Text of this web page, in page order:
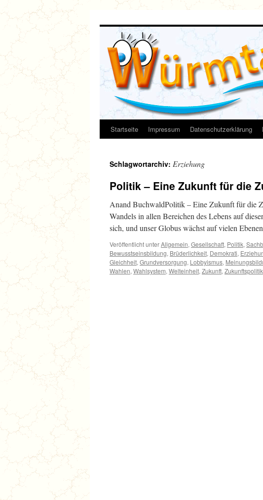
springen
Startseite Impressum Datenschutzerklärung
Schlagwortarchiv: Erziehung
Politik – Eine Zukunft für die
Anand BuchwaldPolitik – Eine Zukunft für die
Wandels in allen Bereichen des Lebens auf
sich, und unser Globus wächst auf vielen
Veröffentlicht unterAllgemein, Gesellschaft, Politik,
Bewusstseinsbildung, Brüderlichkeit, Demokrati,
Gleichheit, Grundversorgung, Lobbyismus,
Wahlen, Wahlsystem, Welteinheit, Zukunft, Zukunftspolitik